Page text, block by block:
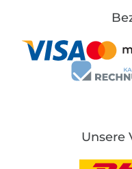
Unsere